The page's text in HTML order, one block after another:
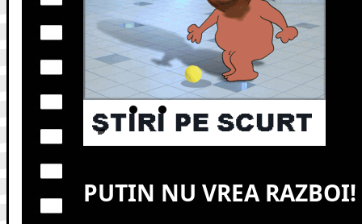
PUTIN NU VREA RAZBOI!